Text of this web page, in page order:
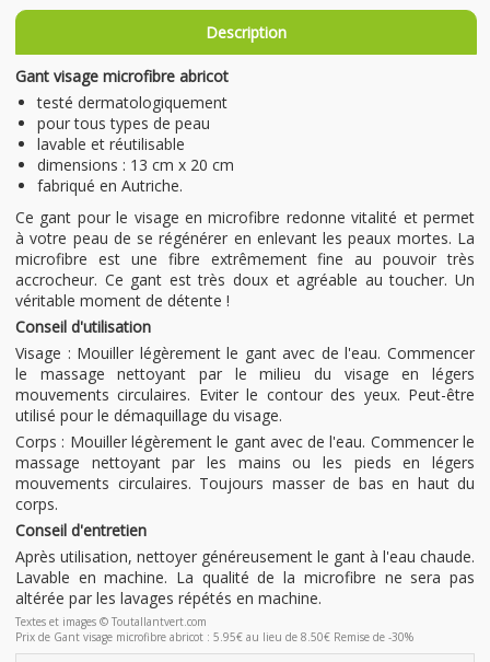
Description
Gant visage microfibre abricot
testé dermatologiquement
pour tous types de peau
lavable et réutilisable
dimensions : 13 cm x 20 cm
fabriqué en Autriche.
Ce gant pour le visage en microfibre redonne vitalité et permet
à votre peau de se régénérer en enlevant les peaux mortes. La
microfibre est une fibre extrêmement fine au pouvoir très
accrocheur. Ce gant est très doux et agréable au toucher. Un
véritable moment de détente !
Conseil d'utilisation
Visage : Mouiller légèrement le gant avec de l'eau. Commencer
le massage nettoyant par le milieu du visage en légers
mouvements circulaires. Eviter le contour des yeux. Peut-être
utilisé pour le démaquillage du visage.
Corps : Mouiller légèrement le gant avec de l'eau. Commencer le
massage nettoyant par les mains ou les pieds en légers
mouvements circulaires. Toujours masser de bas en haut du
corps.
Conseil d'entretien
Après utilisation, nettoyer généreusement le gant à l'eau chaude.
Lavable en machine. La qualité de la microfibre ne sera pas
altérée par les lavages répétés en machine.
Textes et images © Toutallantvert.com
Prix de Gant visage microfibre abricot : 5.95€ au lieu de 8.50€ Remise de -30%